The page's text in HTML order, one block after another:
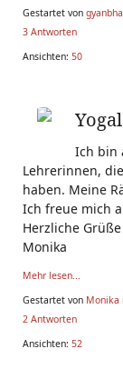
Gestartet von
3 Antworten
Ansichten: 50
Ich bin
Lehrerinnen,
haben. Meine
Ich freue mich
Herzliche Grüße
Monika
Mehr lesen...
Gestartet von Monika
2 Antworten
Ansichten: 52